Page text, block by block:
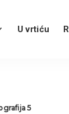
U vrtiću
5